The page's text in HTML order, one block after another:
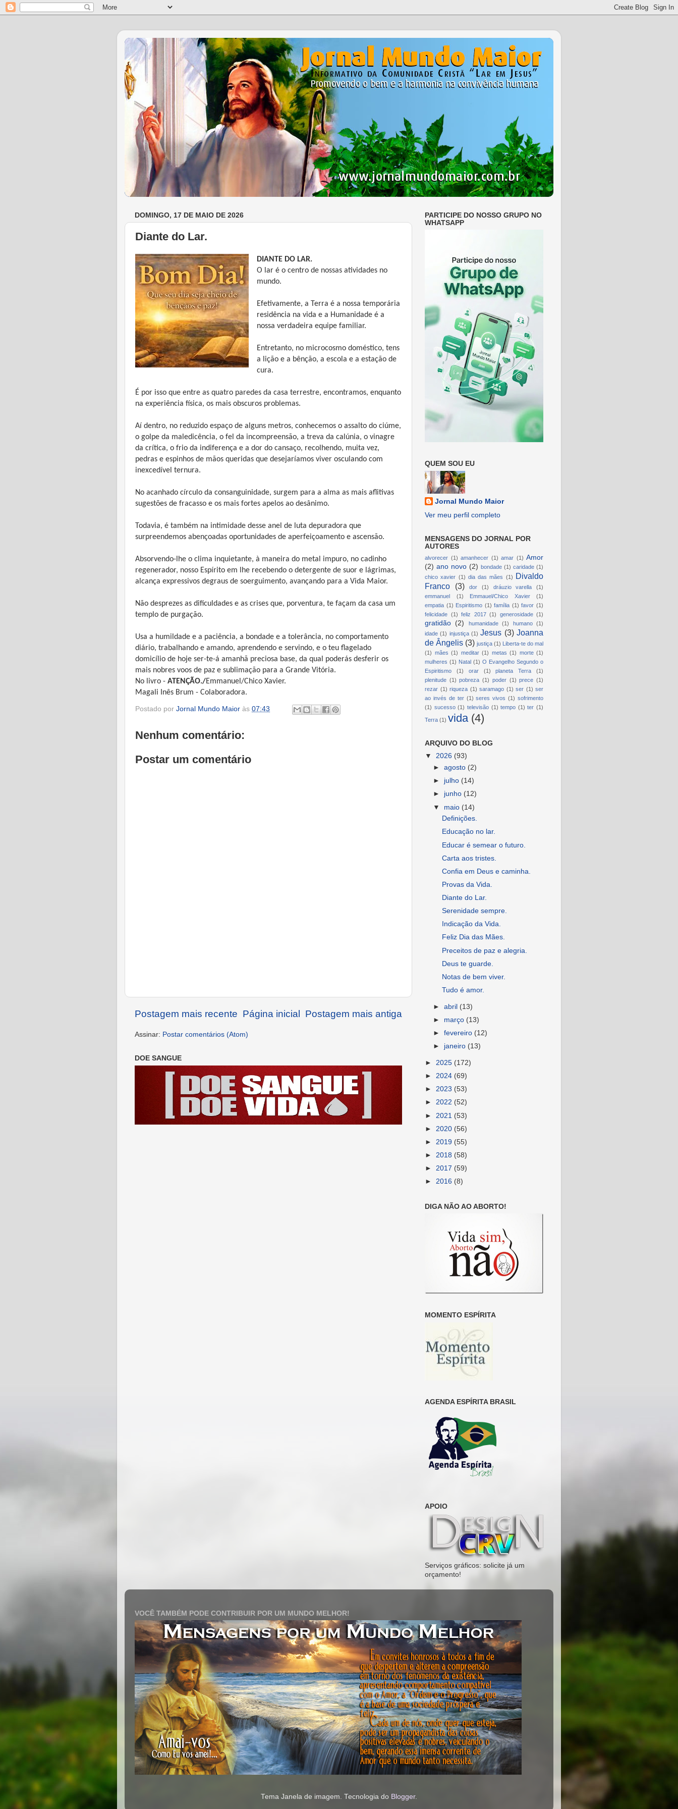
DOMINGO, 17 DE MAIO DE 2026
Diante do Lar.
DIANTE DO LAR.
O lar é o centro de nossas atividades no
mundo.
Efetivamente, a Terra é a nossa temporária
residência na vida e a Humanidade é a
nossa verdadeira equipe familiar.
Entretanto, no microcosmo doméstico, tens
a lição e a bênção, a escola e a estação de
cura.
É por isso que entre as quatro paredes da casa terrestre, encontramos, enquanto
na experiência física, os mais obscuros problemas.
Aí dentro, no reduzido espaço de alguns metros, conhecemos o assalto do ciúme,
o golpe da maledicência, o fel da incompreensão, a treva da calúnia, o vinagre
da crítica, o frio da indiferença e a dor do cansaço, recolhendo, muita vez,
pedras e espinhos de mãos queridas que desejaríamos viver osculando com
inexcedível ternura.
No acanhado círculo da consanguinidade, surgem para a alma as mais aflitivas
sugestões de fracasso e os mais fortes apelos ao desânimo.
Todavia, é também na intimidade desse anel de luta depuradora que
surpreendemos abençoadas oportunidades de aperfeiçoamento e ascensão.
Absorvendo-lhe o clima inquietante, à maneira do metal impuro, no cadinho
regenerador, nosso Espírito em lhe recebendo o detergente de suor e lágrimas,
alcança expressivos degraus de soerguimento, avançando para a Vida Maior.
Não desprezes as dificuldades e as crises que, porventura, te façam da casa um
templo de purgação.
Usa a humildade e a paciência, a bondade e a tolerância, no comportamento
diário, trabalhando e amando, aprendendo e servindo, e o teu flagelado
domicílio de hoje ser-te-á amanhã preciosa base, da qual poderás desferir os
mais nobres voos de paz e sublimação para a Grande Vitória.
No livro - ATENÇÃO./Emmanuel/Chico Xavier.
Magali Inês Brum - Colaboradora.
Postado por Jornal Mundo Maior às 07:43
Nenhum comentário:
Postar um comentário
Postagem mais recente Postagem mais antiga
Página inicial
Assinar: Postar comentários (Atom)
DOE SANGUE
PARTICIPE DO NOSSO GRUPO NO
WHATSAPP
QUEM SOU EU
Jornal Mundo Maior
Ver meu perfil completo
MENSAGENS DO JORNAL POR
AUTORES
alvorecer (1) amanhecer (1) amar (1) Amor
(2) ano novo (2) bondade (1) caridade (1)
chico xavier (1) dia das mães (1) Divaldo
Franco
(3) dor (1) dráuzio varella
(1)
emmanuel
(1) Emmauel/Chico Xavier
(1)
empatia (1) Espiritismo (1) família (1) favor (1)
felicidade (1) feliz 2017 (1) generosidade (1)
gratidão (2) humanidade (1) humano
(1)
idade (1) injustiça (1) Jesus (3) Joanna
de Ângelis (3) justiça (1)
Liberta-te do mal
(1) mães (1) meditar (1) metas (1) morte (1)
mulheres (1) Natal (1) O Evangelho Segundo o
Espiritismo
(1) orar (1) planeta Terra
(1)
plenitude (1) pobreza (1) poder (1) prece (1)
rezar (1) riqueza (1) saramago (1) ser (1) ser
ao invés de ter (1) seres vivos (1) sofrimento
(1) sucesso (1) televisão (1) tempo (1) ter (1)
Terra (1) vida (4)
ARQUIVO DO BLOG
▼ 2026 (93)
►agosto (2)
► julho (14)
► junho (12)
▼ maio (14)
Definições.
Educação no lar.
Educar é semear o futuro.
Carta aos tristes.
Confia em Deus e caminha.
Provas da Vida.
Diante do Lar.
Serenidade sempre.
Indicação da Vida.
Feliz Dia das Mães.
Preceitos de paz e alegria.
Deus te guarde.
Notas de bem viver.
Tudo é amor.
►abril (13)
► março (13)
►fevereiro (12)
► janeiro (13)
► 2025 (172)
► 2024 (69)
► 2023 (53)
► 2022 (52)
► 2021 (53)
► 2020 (56)
► 2019 (55)
► 2018 (58)
► 2017 (59)
► 2016 (8)
DIGA NÃO AO ABORTO!
MOMENTO ESPÍRITA
AGENDA ESPÍRITA BRASIL
APOIO
Serviços gráficos: solicite já um
orçamento!
VOCÊ TAMBÉM PODE CONTRIBUIR POR UM MUNDO MELHOR!
Tema Janela de imagem. Tecnologia do Blogger.